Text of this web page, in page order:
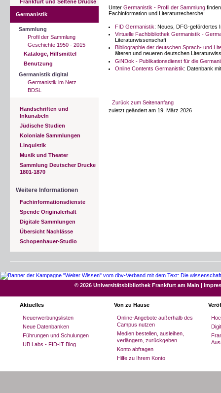
Frankfurt und Seltene Drucke
Germanistik
Sammlung
Profil der Sammlung
Geschichte 1950 - 2015
Kataloge, Hilfsmittel
Benutzung
Germanistik digital
Germanistik im Netz
BDSL
Handschriften und
Inkunabeln
Jüdische Studien
Koloniale Sammlungen
Linguistik
Musik und Theater
Sammlung Deutscher Drucke
1801-1870
Weitere Informationen
Fachinformationsdienste
Spende Originalerhalt
Digitale Sammlungen
Übersicht Nachlässe
Schopenhauer-Studio
Unter Germanistik - Profil der Sammlung
Fachinformation und Literaturrecherche:
FID Germanistik: Neues, DFG-gefördertes
Virtuelle Fachbibliothek Germanistik -
Literaturwissenschaft
Bibliographie der deutschen Sprach- und
älteren und neueren deutschen
GiNDok - Publikationsdienst für die
Online Contents Germanistik: Datenbank
Zurück zum Seitenanfang
zuletzt geändert am 19. März 2026
© 2026 Universitätsbibliothek Frankfurt am Main |
Aktuelles
Neuerwerbungslisten
Neue Datenbanken
Führungen und Schulungen
UB Labs - FID-IT Blog
Von zu Hause
Online-Angebote außerhalb des
Campus nutzen
Medien bestellen, ausleihen,
verlängern, zurückgeben
Konto abfragen
Hilfe zu Ihrem Konto